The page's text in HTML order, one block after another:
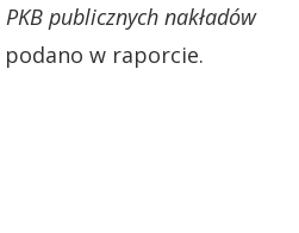
publicznych nakładów
w raporcie.